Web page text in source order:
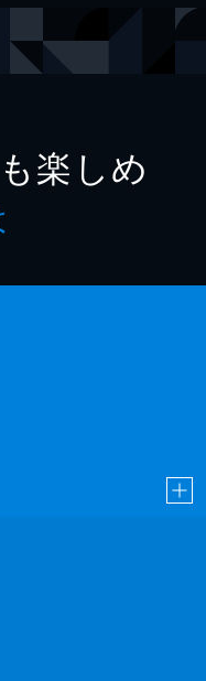
楽しめ